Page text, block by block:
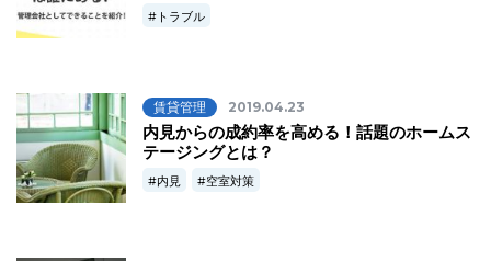
トラブル
賃貸管理 2019.04.23
内見からの成約率を高める！話題のホームス
テージングとは？
内見 空室対策